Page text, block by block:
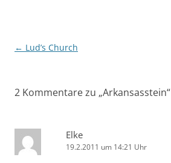
Beitragsnavigation
← Lud’s Church
2 Kommentare zu „Arkansasstein“
Elke
19.2.2011 um 14:21 Uhr